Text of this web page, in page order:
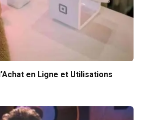
en Ligne et Utilisations